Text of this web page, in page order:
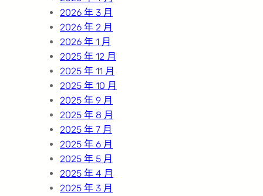
2026 年 3 月
2026 年 2 月
2026 年 1 月
2025 年 12 月
2025 年 11 月
2025 年 10 月
2025 年 9 月
2025 年 8 月
2025 年 7 月
2025 年 6 月
2025 年 5 月
2025 年 4 月
2025 年 3 月